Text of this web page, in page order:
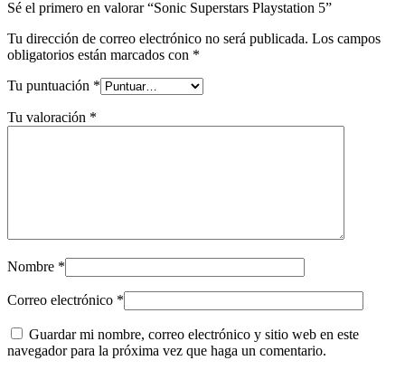
Sé el primero en valorar “Sonic Superstars Playstation 5”
Tu dirección de correo electrónico no será publicada. Los campos
obligatorios están marcados con *
Tu puntuación *
Tu valoración *
Nombre *
Correo electrónico *
Guardar mi nombre, correo electrónico y sitio web en este
navegador para la próxima vez que haga un comentario.